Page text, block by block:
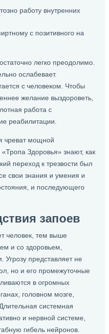
работу внутренних
с позитивного на
легко преодолимо.
ослабевает.
с человеком. Чтобы
желание выздороветь,
работа с
реабилитации.
чреват мощной
Здоровья» знают, как
переход к трезвости был
свои знания и умения и
и последующего
запоев
человек, тем выше
и со здоровьем,
Угрозу представляет не
но и его промежуточные
в огромных
головном мозге,
системная
и нервной системе,
гибель нейронов.